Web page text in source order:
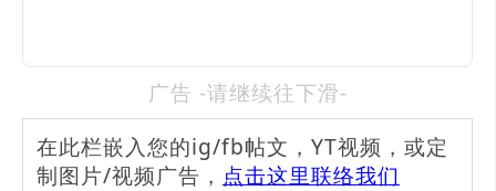
广告 -请继续往下滑-
在此栏嵌入您的ig/fb帖文，YT视频，或定
制图片/视频广告， 点击这里联络我们